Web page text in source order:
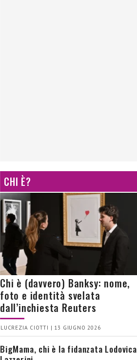
CHI È?
Chi è (davvero) Banksy: nome,
foto e identità svelata
dall’inchiesta Reuters
LUCREZIA CIOTTI | 13 GIUGNO 2026
BigMama, chi è la fidanzata Lodovica